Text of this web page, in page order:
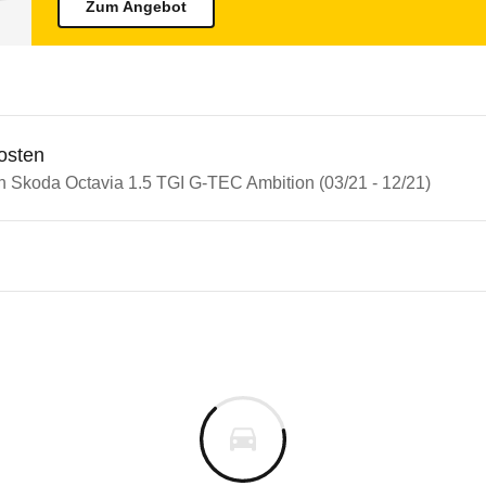
Zum Angebot
Skoda Octavia 1.5 TGI G-TEC Ambition (03/21 - 12/21)
Baureihengeneration wie das
Kopfairbags sowie optischen und